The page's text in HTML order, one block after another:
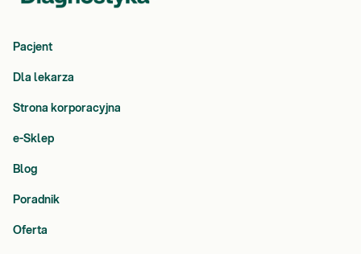
Pacjent
Dla lekarza
Strona korporacyjna
e-Sklep
Blog
Poradnik
Oferta